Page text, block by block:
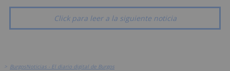
Click para leer a la siguiente noticia
> BurgosNoticias - El diario digital de Burgos